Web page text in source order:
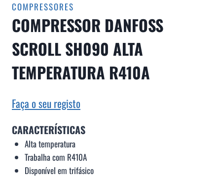
COMPRESSORES
COMPRESSOR DANFOSS
SCROLL SH090 ALTA
TEMPERATURA R410A
Faça o seu registo
CARACTERÍSTICAS
Alta temperatura
Trabalha com R410A
Disponível em trifásico